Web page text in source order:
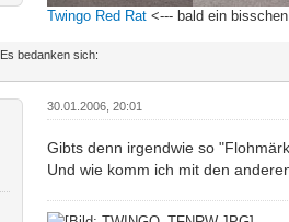
Twingo Red Rat <--- bald ein
Es bedanken sich:
30.01.2006, 20:01
Gibts denn irgendwie so
Und wie komm ich mit den